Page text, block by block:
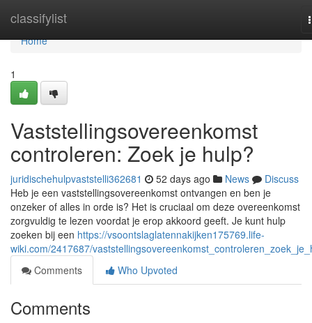
classifylist
Home
Home
1
Vaststellingsovereenkomst
controleren: Zoek je hulp?
juridischehulpvaststelli362681 52 days ago News
Discuss
Heb je een vaststellingsovereenkomst ontvangen en ben je
onzeker of alles in orde is? Het is cruciaal om deze overeenkomst
zorgvuldig te lezen voordat je erop akkoord geeft. Je kunt hulp
zoeken bij een https://vsoontslaglatennakijken175769.life-
wiki.com/2417687/
Comments
Who Upvoted
Comments